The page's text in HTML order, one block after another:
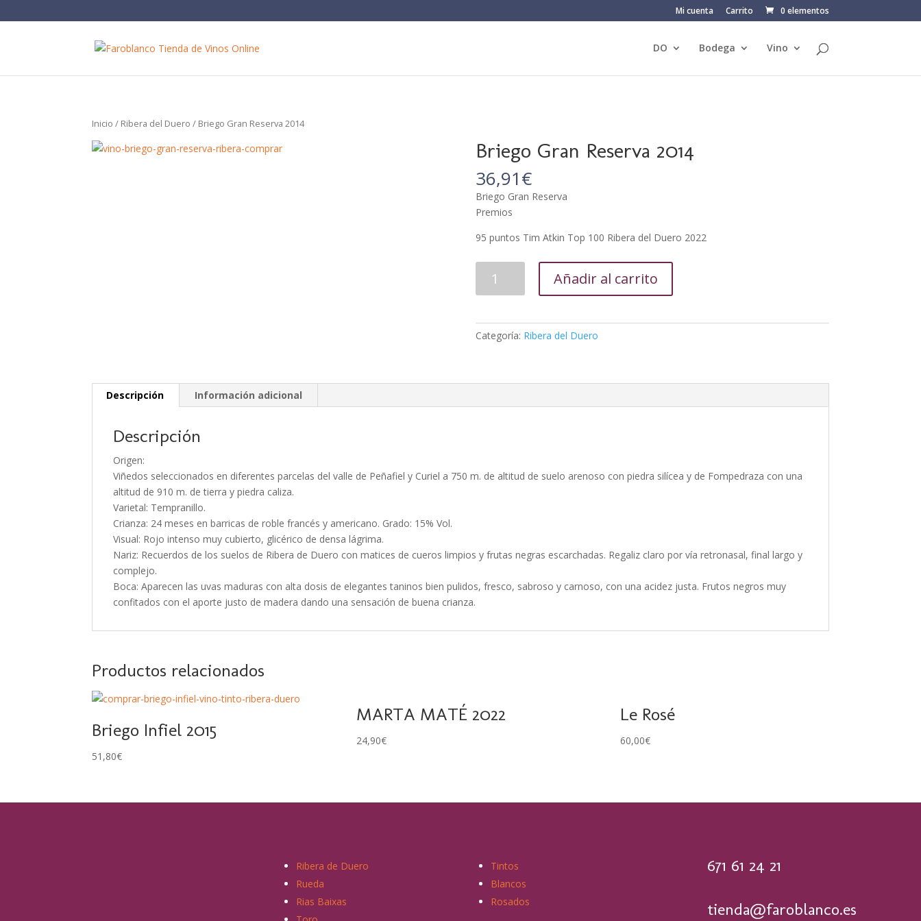
Mi cuenta Carrito 0 elementos
DO Bodega Vino
Buscar:
Inicio / Ribera del Duero / Briego Gran Reserva 2014
Briego Gran Reserva 2014
36,91€
Briego Gran Reserva
Premios
95 puntos Tim Atkin Top 100 Ribera del Duero 2022
Gran
cantidad
Añadir al carrito
Categoría: Ribera del Duero
Descripción Información adicional
Descripción
Origen:
Viñedos seleccionados en diferentes parcelas del valle de Peñafiel y Curiel a 750 m. de altitud de suelo arenoso con piedra silícea y de Fompedraza con una
altitud de 910 m. de tierra y piedra caliza.
Varietal: Tempranillo.
Crianza: 24 meses en barricas de roble francés y americano. Grado: 15% Vol.
Visual: Rojo intenso muy cubierto, glicérico de densa lágrima.
Nariz: Recuerdos de los suelos de Ribera de Duero con matices de cueros limpios y frutas negras escarchadas. Regaliz claro por vía retronasal, final largo y
complejo.
Boca: Aparecen las uvas maduras con alta dosis de elegantes taninos bien pulidos, fresco, sabroso y carnoso, con una acidez justa. Frutos negros muy
confitados con el aporte justo de madera dando una sensación de buena crianza.
Productos relacionados
Briego Infiel 2015
51,80€
MARTA MATÉ 2022
24,90€
Le Rosé
60,00€
Ribera de Duero
Rueda
Rias Baixas
Tintos
Blancos
Rosados
671 61 24 21
tienda@faroblanco.es